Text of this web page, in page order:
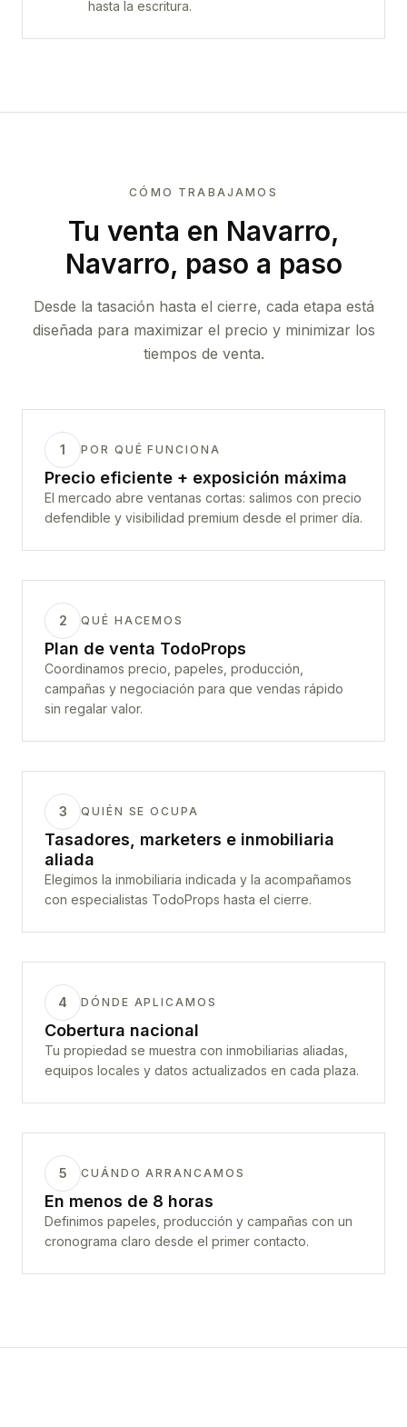
hasta la escritura.
CÓMO TRABAJAMOS
Tu venta en Navarro,
Navarro, paso a paso
Desde la tasación hasta el cierre, cada etapa está
diseñada para maximizar el precio y minimizar los
tiempos de venta.
1 POR QUÉ FUNCIONA
Precio eficiente + exposición máxima
El mercado abre ventanas cortas: salimos con precio
defendible y visibilidad premium desde el primer día.
2 QUÉ HACEMOS
Plan de venta TodoProps
Coordinamos precio, papeles, producción,
campañas y negociación para que vendas rápido
sin regalar valor.
3 QUIÉN SE OCUPA
Tasadores, marketers e inmobiliaria
aliada
Elegimos la inmobiliaria indicada y la acompañamos
con especialistas TodoProps hasta el cierre.
4 DÓNDE APLICAMOS
Cobertura nacional
Tu propiedad se muestra con inmobiliarias aliadas,
equipos locales y datos actualizados en cada plaza.
5 CUÁNDO ARRANCAMOS
En menos de 8 horas
Definimos papeles, producción y campañas con un
cronograma claro desde el primer contacto.